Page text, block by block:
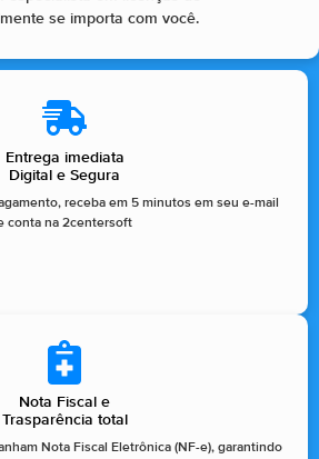
se importa com você.
Entrega imediata
Digital e Segura
receba em 5 minutos em seu e-mail
conta na 2centersoft
Nota Fiscal e
Trasparência total
Nota Fiscal Eletrônica (NF-e), garantindo